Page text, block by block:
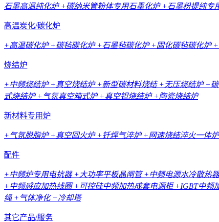
石墨高温纯化炉+碳纳米管粉体专用石墨化炉+石墨粉提纯专
高温炭化/碳化炉
+高温碳化炉+碳毡碳化炉+石墨毡碳化炉+固化碳毡碳化炉
烧结炉
+中频烧结炉+真空烧结炉+新型碳材料烧结+无压烧结炉+
式烧结炉+气氛真空箱式炉+真空钽烧结炉+陶瓷烧结炉
新材料专用炉
+气氛脱脂炉+真空回火炉+钎焊气淬炉+网速烧结淬火一体炉
配件
+中频炉专用电抗器 +大功率平板晶闸管+中频电源水冷散热
+中频感应加热线圈+可控硅中频加热成套电源柜+IGBT中频
绳 +气体净化+冷却塔
其它产品/服务